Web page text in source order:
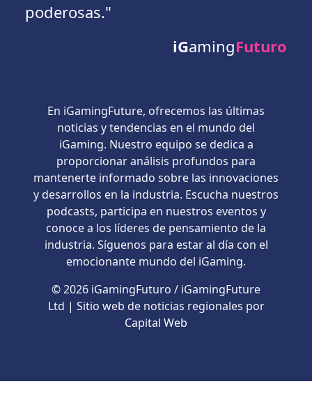
poderosas."
iGamingFuturo
En iGamingFuture, ofrecemos las últimas
noticias y tendencias en el mundo del
iGaming. Nuestro equipo se dedica a
proporcionar análisis profundos para
mantenerte informado sobre las innovaciones
y desarrollos en la industria. Escucha nuestros
podcasts, participa en nuestros eventos y
conoce a los líderes de pensamiento de la
industria. Síguenos para estar al día con el
emocionante mundo del iGaming.
© 2026 iGamingFuturo / iGamingFuture
Ltd | Sitio web de noticias regionales por
Capital Web